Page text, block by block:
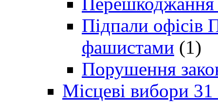
Підпали офісів
фашистами (1)
Порушення
Місцеві вибори